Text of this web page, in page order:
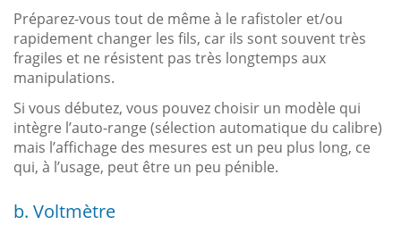
Préparez-vous tout de même à le rafistoler et/ou
rapidement changer les fils, car ils sont souvent très
fragiles et ne résistent pas très longtemps aux
manipulations.
Si vous débutez, vous pouvez choisir un modèle qui
intègre l’auto-range (sélection automatique du calibre)
mais l’affichage des mesures est un peu plus long, ce
qui, à l’usage, peut être un peu pénible.
b. Voltmètre